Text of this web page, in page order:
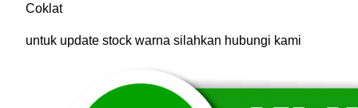
Coklat
untuk update stock warna silahkan hubungi kami